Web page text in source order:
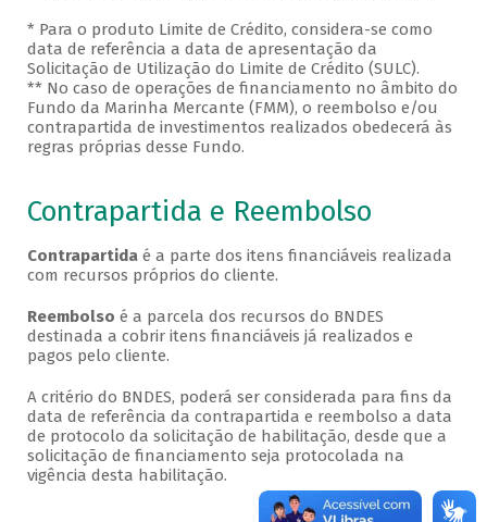
* Para o produto Limite de Crédito, considera-se como
data de referência a data de apresentação da
Solicitação de Utilização do Limite de Crédito (SULC).
** No caso de operações de financiamento no âmbito do
Fundo da Marinha Mercante (FMM), o reembolso e/ou
contrapartida de investimentos realizados obedecerá às
regras próprias desse Fundo.
Contrapartida e Reembolso
Contrapartidaé a parte dos itens financiáveis realizada
com recursos próprios do cliente.
Reembolso é a parcela dos recursos do BNDES
destinada a cobrir itens financiáveis já realizados e
pagos pelo cliente.
A critério do BNDES, poderá ser considerada para fins da
data de referência da contrapartida e reembolso a data
de protocolo da solicitação de habilitação, desde que a
solicitação de financiamento seja protocolada na
vigência desta habilitação.